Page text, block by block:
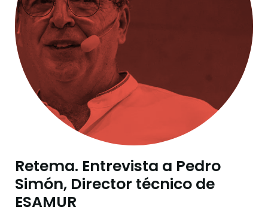
Retema. Entrevista a Pedro
Simón, Director técnico de
ESAMUR